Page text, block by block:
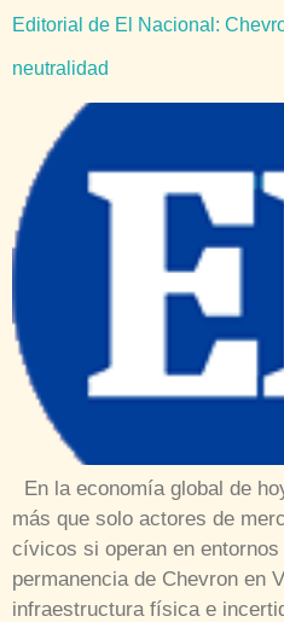
Editorial de El Nacional:
neutralidad
En la economía global de
más que solo actores de
cívicos si operan en
permanencia de Chevron en
infraestructura física e